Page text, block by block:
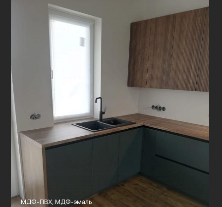
МДФ-ПВХ, МДФ-эмаль